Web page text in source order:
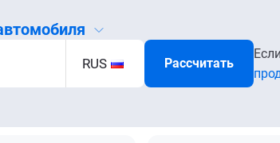
RUS Рассчитать